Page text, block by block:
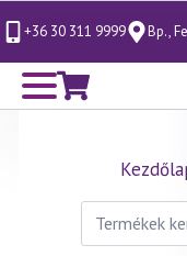
+36 30 311 9999 Bp.,
Keresés
következőre: